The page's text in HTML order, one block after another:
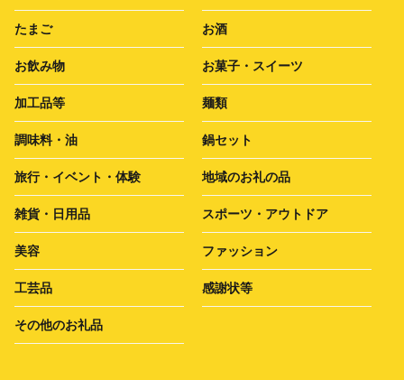
たまご お酒
お飲み物 お菓子・スイーツ
加工品等 麺類
調味料・油 鍋セット
旅行・イベント・体験 地域のお礼の品
雑貨・日用品 スポーツ・アウトドア
美容 ファッション
工芸品 感謝状等
その他のお礼品